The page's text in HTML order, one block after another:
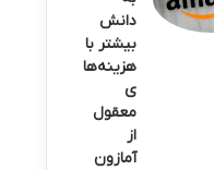
دانش
بیشتر با
هزینه‌ها
ی
معقول
از
آمازون